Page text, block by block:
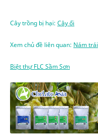
Cây trồng bị hại: Cây ổi
Xem chủ đề liên quan: Nám trái
Biệt thự FLC Sầm Sơn